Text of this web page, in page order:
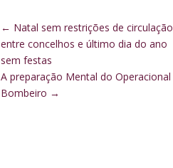
← Natal sem restrições de circulação
entre concelhos e último dia do ano
sem festas
A preparação Mental do Operacional
Bombeiro →